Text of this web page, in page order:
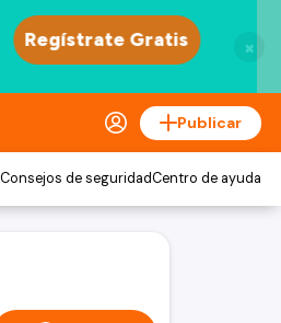
×
Publicar
Consejos de seguridadCentro de ayuda